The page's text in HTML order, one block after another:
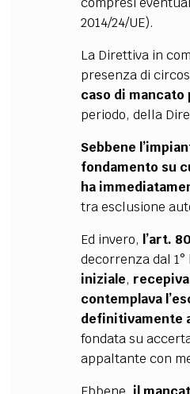
2014/24/UE).
La Direttiva in
presenza di
caso di mancato
periodo, della
Sebbene
fondamento su
ha
tra esclusione
Ed invero, l’art.
decorrenza dal
iniziale,
contemplava
definitivamente
fondata su
appaltante con